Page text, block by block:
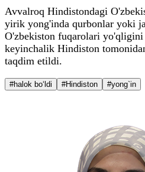
Avvalroq Hindistondagi
yirik yong'inda qurbonlar yoki
O'zbekiston fuqarolari
keyinchalik Hindiston
taqdim etildi.
#halok bo‘ldi #Hindiston #yong`in